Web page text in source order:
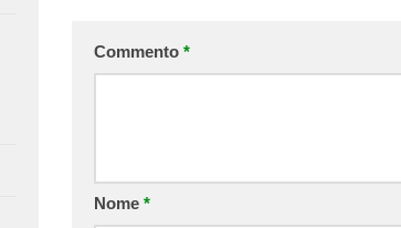
Commento *
Nome *